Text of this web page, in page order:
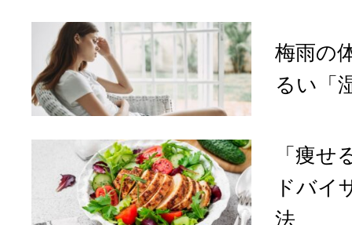
梅雨の
るい「
「痩せ
ドバイ
法